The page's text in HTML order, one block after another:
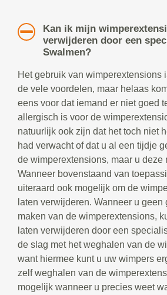
Kan ik mijn
verwijderen door een
Swalmen?
Het gebruik van wimperextensions
de vele voordelen, maar helaas
eens voor dat iemand er niet goed
allergisch is voor de
natuurlijk ook zijn dat het toch niet
had verwacht of dat u al een tijdje
de wimperextensions, maar u deze
Wanneer bovenstaand van
uiteraard ook mogelijk om de
laten verwijderen. Wanneer u geen
maken van de wimperextensions,
laten verwijderen door een
de slag met het weghalen van de
want hiermee kunt u uw wimpers
zelf weghalen van de
mogelijk wanneer u precies weet